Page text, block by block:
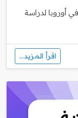
أوروبا لدراسة
اقرأ المزيد...